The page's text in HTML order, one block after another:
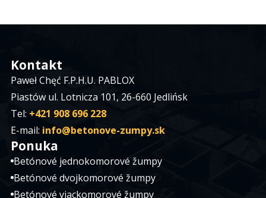
Kontakt
Paweł Chęć F.P.H.U. PABLOX
Piastów ul. Lotnicza 101, 26-660 Jedlińsk
Tel: +421 908 696 228
E-mail: info@betonove-zumpy.sk
Ponuka
Betónové jednokomorové žumpy
Betónové dvojkomorové žumpy
Betónové viackomorové žumpy